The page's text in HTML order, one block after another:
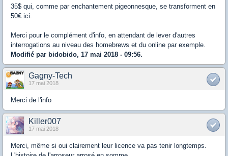
35$ qui, comme par enchantement pigeonnesque, se transforment en
50€ ici.
Merci pour le complément d'info, en attendant de lever d'autres
interrogations au niveau des homebrews et du online par exemple.
Modifié par bidobido, 17 mai 2018 - 09:56.
Gagny-Tech
17 mai 2018
Merci de l'info
Killer007
17 mai 2018
Merci, même si oui clairement leur licence va pas tenir longtemps.